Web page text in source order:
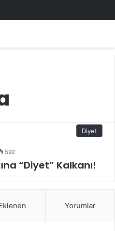
Diyet
592
“Diyet” Kalkanı!
Yorumlar